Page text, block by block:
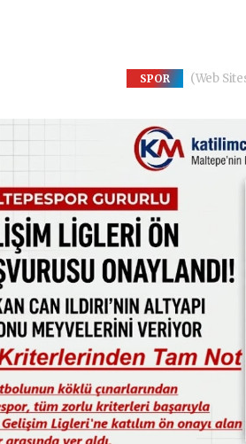
SPOR (Web